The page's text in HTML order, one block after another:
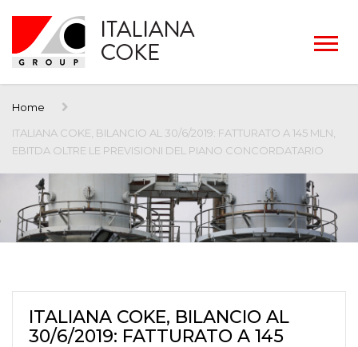
Home
ITALIANA COKE, BILANCIO AL 30/6/2019: FATTURATO A 145 MLN,
EBITDA OLTRE LE PREVISIONI DEL PIANO CONCORDATARIO
ITALIANA COKE, BILANCIO AL
30/6/2019: FATTURATO A 145